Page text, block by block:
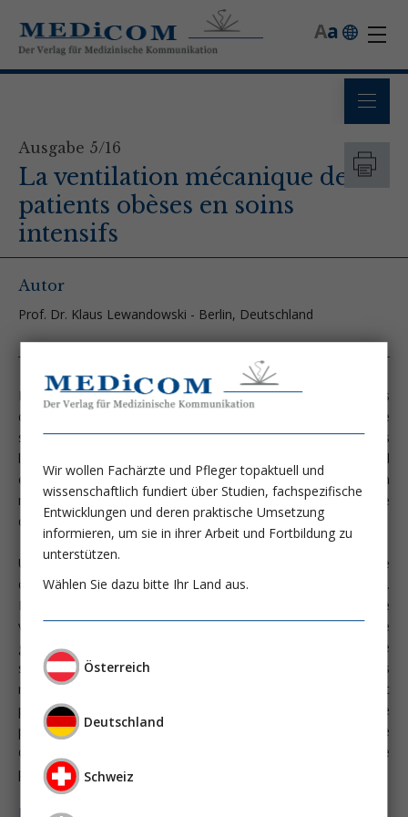
a
A
Ausgabe 5/16
La ventilation mécanique de
patients obèses en soins
intensifs
Autor
Prof. Dr. Klaus Lewandowski - Berlin, Deutschland
Le nombre de patients obèses n’a cessé d’augmenter ces
dernières années. Environ 29% de la population mondiale
souffre d’obésité. Ces chiffres se retrouvent désormais dans
les statistiques d’occupation des services de soins intensifs. Il
est intéressant de noter que ces patients présentent un
meilleur taux de survie, avec le cas échéant une meilleure issue
que chez les patients de poids normal.
Une série de différences anatomiques nécessite une stratégie
quelque peu différente en matière de ventilation mécanique.
De manière générale, on peut dire que le concept de
ventilation protectrice est également recommandé pour ce
groupe de patients. Il est important que le volume expiratoire
souhaité soit calculé selon le poids idéal et non selon le poids
réel du patient, étant donné que les poumons ne grandissent
pas au fur et à mesure que le patient grossit. Pour cette
patientèle, il faut partir du principe que toute la surface
d’échange gazeux n’est pas disponible, en particulier en cas de
pneumonie ou d’atélectasies.
Melden Sie sich an um weiter zu lesen ...
Wir wollen Fachärzte und Pfleger topaktuell und
wissenschaftlich fundiert über Studien, fachspezifische
Entwicklungen und deren praktische Umsetzung
informieren, um sie in ihrer Arbeit und Fortbildung zu
unterstützen.
Wählen Sie dazu bitte Ihr Land aus.
Österreich
Deutschland
Schweiz